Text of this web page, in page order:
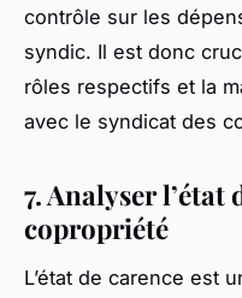
contrôle sur les
syndic. Il est donc
rôles respectifs et la
avec le syndicat des
7. Analyser l’état
copropriété
L’état de carence est